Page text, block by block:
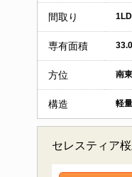
間取り
専有面積
方位 南東
構造 軽
セレスティア